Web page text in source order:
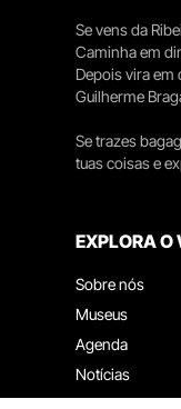
Se vens da
Caminha em
Depois vira em
Guilherme
Se trazes
tuas coisas e
EXPLORA O
Sobre nós
Museus
Agenda
Notícias
Restaurantes